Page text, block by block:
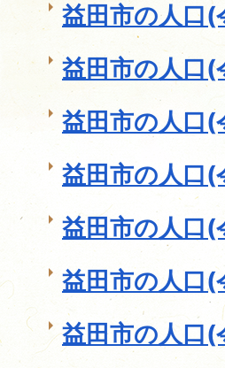
益田市の人口
益田市の人口(
益田市の人口
益田市の人口
益田市の人口
益田市の人口
益田市の人口